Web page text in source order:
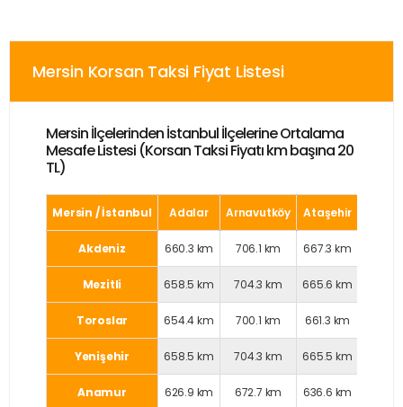
Mersin Korsan Taksi Fiyat Listesi
Mersin İlçelerinden İstanbul İlçelerine Ortalama
Mesafe Listesi (Korsan Taksi Fiyatı km başına 20
TL)
Mersin / İstanbul Adalar Arnavutköy Ataşehir
Akdeniz 660.3 km 706.1 km 667.3 km
Mezitli 658.5 km 704.3 km 665.6 km
Toroslar 654.4 km 700.1 km 661.3 km
Yenişehir 658.5 km 704.3 km 665.5 km
Anamur 626.9 km 672.7 km 636.6 km